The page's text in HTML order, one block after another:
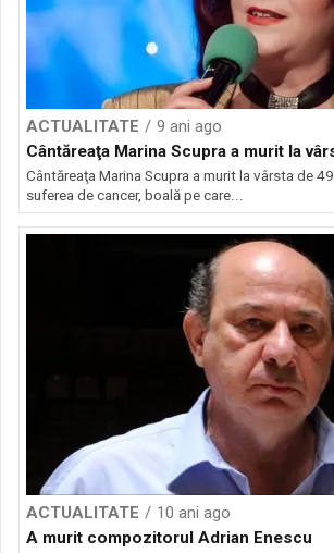
ACTUALITATE
9 ani ago
Cântăreaţa Marina Scupra a murit la
Cântăreaţa Marina Scupra a murit la vârsta de
suferea de cancer, boală pe care...
ACTUALITATE
10 ani ago
A murit compozitorul Adrian Enescu